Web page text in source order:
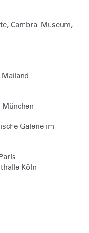
Cambrai Museum,
Mailand
München
Galerie im
Köln